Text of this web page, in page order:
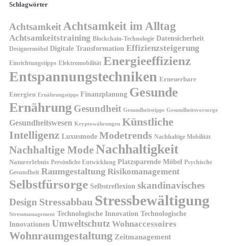
Schlagwörter
AchtsamkeitAchtsamkeit im Alltag
Achtsamkeitstraining Blockchain-Technologie Datensicherheit
Designermöbel Digitale Transformation Effizienzsteigerung
Einrichtungstipps Elektromobilität Energieeffizienz
Entspannungstechniken Erneuerbare
Energien Ernährungstipps Finanzplanung Gesunde
Ernährung Gesundheit Gesundheitstipps Gesundheitsvorsorge
Gesundheitswesen Kryptowährungen Künstliche
Intelligenz Luxusmode Modetrends Nachhaltige Mobilität
Nachhaltige ModeNachhaltigkeit
Naturerlebnis Persönliche Entwicklung Platzsparende Möbel Psychische
Gesundheit Raumgestaltung Risikomanagement
Selbstfürsorge Selbstreflexion skandinavisches
Design Stressabbau Stressbewältigung
Stressmanagement Technologische Innovation Technologische
Innovationen Umweltschutz Wohnaccessoires
Wohnraumgestaltung Zeitmanagement